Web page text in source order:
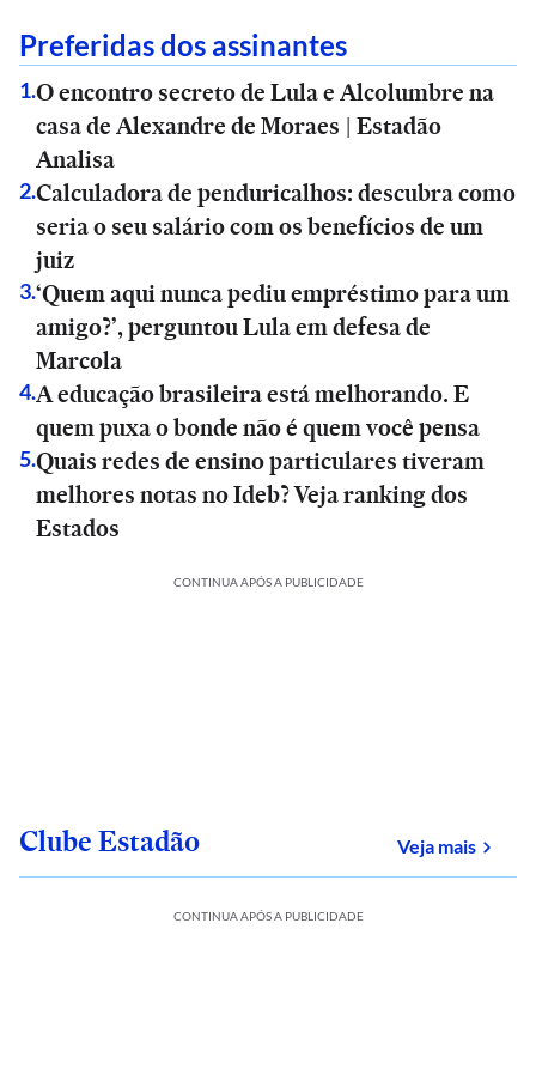
Preferidas dos assinantes
1.O encontro secreto de Lula e Alcolumbre na
casa de Alexandre de Moraes | Estadão
Analisa
2.Calculadora de penduricalhos: descubra como
seria o seu salário com os benefícios de um
juiz
3.‘Quem aqui nunca pediu empréstimo para um
amigo?’, perguntou Lula em defesa de
Marcola
4.A educação brasileira está melhorando. E
quem puxa o bonde não é quem você pensa
5.Quais redes de ensino particulares tiveram
melhores notas no Ideb? Veja ranking dos
Estados
CONTINUA APÓS A PUBLICIDADE
Clube Estadão Veja maissobre
CONTINUA APÓS A PUBLICIDADE